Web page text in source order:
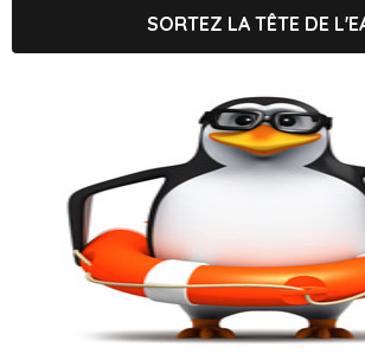
SORTEZ LA TÊTE DE